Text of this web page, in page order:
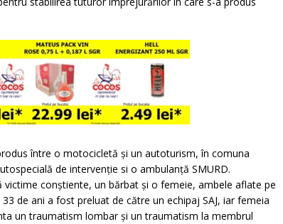
între o motocicletă și un autoturism, în comuna
de intervenție si o ambulanță SMURD.
conștiente, un bărbat și o femeie, ambele aflate pe
de ani a fost preluat de către un echipaj SAJ, iar femeia
un traumatism lombar și un traumatism la membrul